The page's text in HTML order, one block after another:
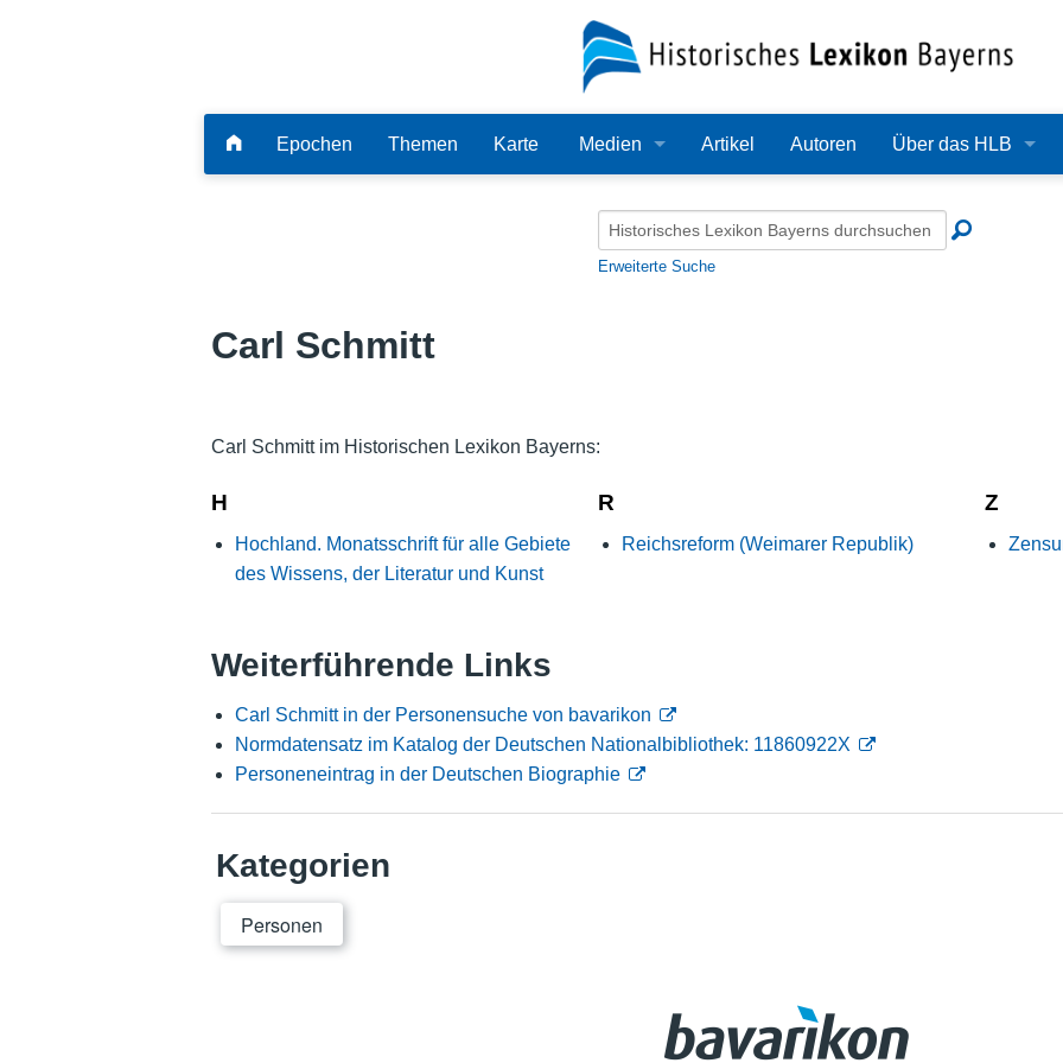
Epochen Themen Karte Medien
Audio
Artikel Autoren Über das HLB
Redaktion
Erweiterte Suche
Carl Schmitt
Carl Schmitt im Historischen Lexikon Bayerns:
H
Hochland. Monatsschrift für alle Gebiete
des Wissens, der Literatur und Kunst
R
Reichsreform (Weimarer Republik)
Z
Weiterführende Links
Carl Schmitt in der Personensuche von bavarikon
Normdatensatz im Katalog der Deutschen Nationalbibliothek: 11860922X
Personeneintrag in der Deutschen Biographie
Kategorien
Personen